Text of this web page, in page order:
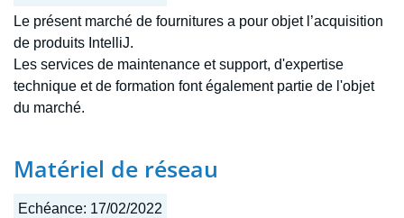
Le présent marché de fournitures a pour objet l’acquisition
de produits IntelliJ.
Les services de maintenance et support, d'expertise
technique et de formation font également partie de l'objet
du marché.
Matériel de réseau
Echéance: 17/02/2022